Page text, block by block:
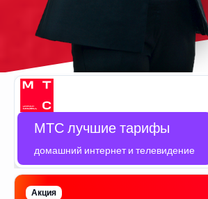
МТС лучшие тарифы
домашний интернет и телевидение
Акция